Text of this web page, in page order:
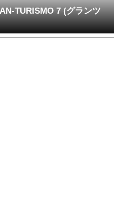
TURISMO 7 (グランツ